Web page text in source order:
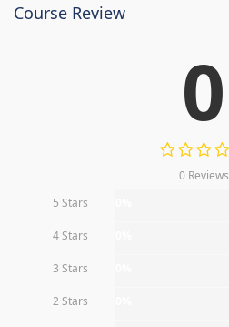
Course Review
0
0 Reviews
5 Stars
4 Stars
3 Stars
2 Stars